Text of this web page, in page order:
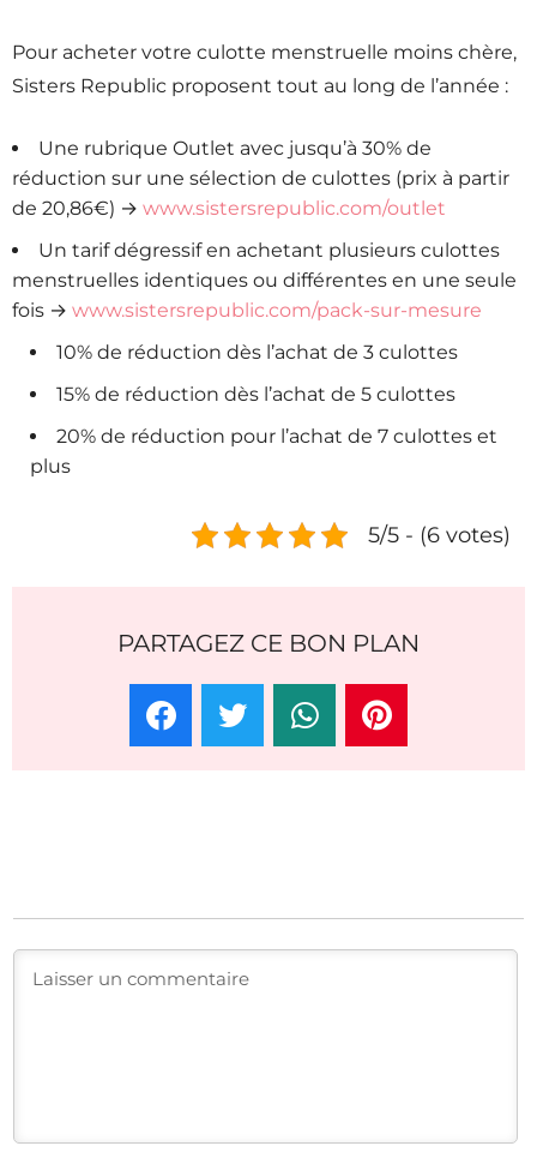
Pour acheter votre culotte menstruelle moins chère,
Sisters Republic proposent tout au long de l’année :
Une rubrique Outlet avec jusqu’à 30% de
réduction sur une sélection de culottes (prix à partir
de 20,86€) → www.sistersrepublic.com/outlet
Un tarif dégressif en achetant plusieurs culottes
menstruelles identiques ou différentes en une seule
fois → www.sistersrepublic.com/pack-sur-mesure
10% de réduction dès l’achat de 3 culottes
15% de réduction dès l’achat de 5 culottes
20% de réduction pour l’achat de 7 culottes et
plus
5/5 - (6 votes)
PARTAGEZ CE BON PLAN